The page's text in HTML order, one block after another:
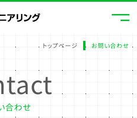
トップページ お問い合わせ
合わせ